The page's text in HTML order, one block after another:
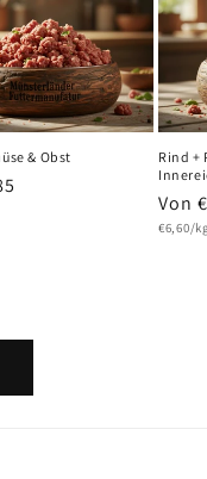
& Obst
Rind +
Preis
Von
€6,60/